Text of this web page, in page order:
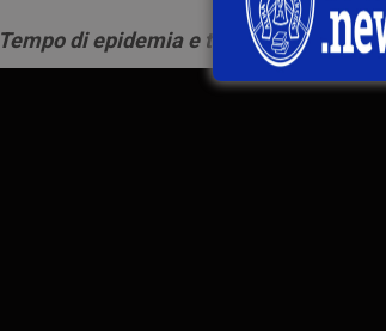
Tempo di epidemia e tempo di guerra–